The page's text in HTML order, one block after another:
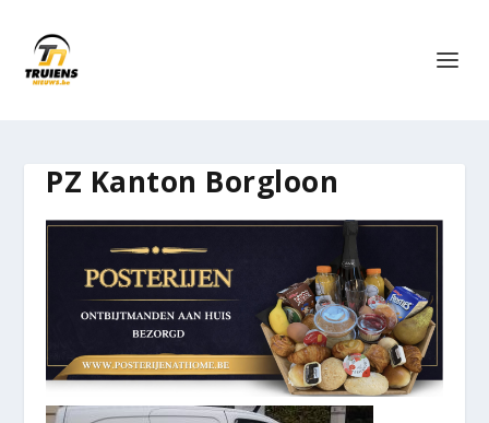
PZ Kanton Borgloon